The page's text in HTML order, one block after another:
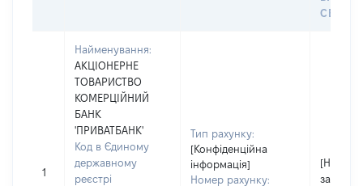
СЕЙФУ
1
Найменування:
АКЦІОНЕРНЕ
ТОВАРИСТВО
КОМЕРЦІЙНИЙ
БАНК
'ПРИВАТБАНК'
Код в Єдиному
державному
реєстрі
Тип рахунку:
[Конфіденційна
інформація]
Номер рахунку:
[Не